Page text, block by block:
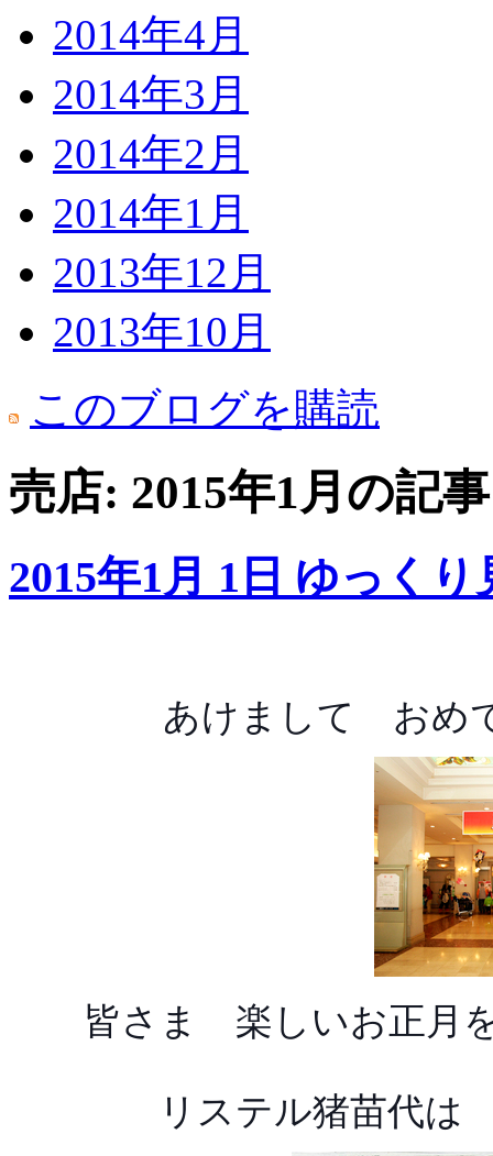
2014年4月
2014年3月
2014年2月
2014年1月
2013年12月
2013年10月
このブログを購読
売店: 2015年1月の記事
2015年1月 1日 ゆっく
あけまして おめ
皆さま 楽しいお正月
リステル猪苗代